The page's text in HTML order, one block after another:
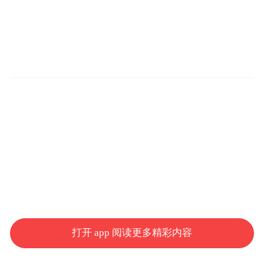
部分村镇的困境家庭有捐助需求后，立即向
海尔集团和即墨精英会总会汇报，立即得到
打开 app 阅读更多精彩内容